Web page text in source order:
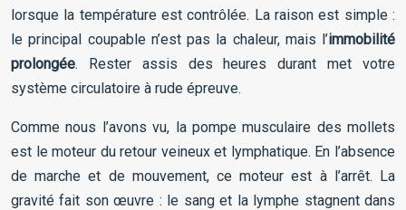
lorsque la température est contrôlée. La raison est simple :
le principal coupable n’est pas la chaleur, mais l’immobilité
prolongée. Rester assis des heures durant met votre
système circulatoire à rude épreuve.
Comme nous l’avons vu, la pompe musculaire des mollets
est le moteur du retour veineux et lymphatique. En l’absence
de marche et de mouvement, ce moteur est à l’arrêt. La
gravité fait son œuvre : le sang et la lymphe stagnent dans